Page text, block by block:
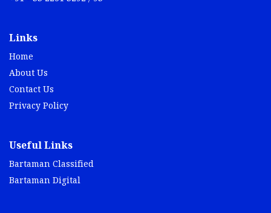
Links
Home
About Us
Contact Us
Privacy Policy
Useful Links
Bartaman Classified
Bartaman Digital